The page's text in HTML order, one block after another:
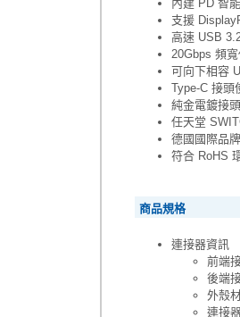
內建 PD 智
支援
高速 USB
20Gbps 頻
可向下相容
Type-C 接頭
純金電鍍接
任天堂
德國國際品
符合 RoHS
商品規格
連接器資訊
前端
後端
外殼
連接